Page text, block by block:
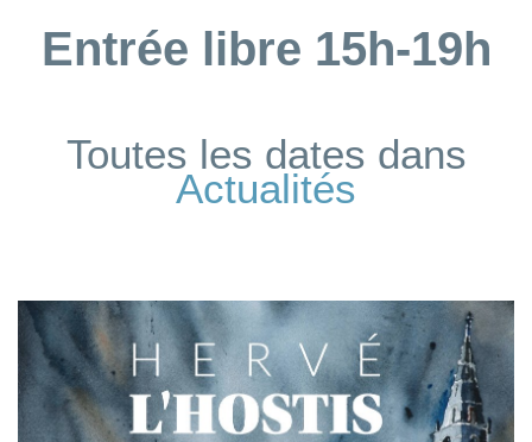
Entrée libre 15h-19h
Toutes les dates dans
Actualités